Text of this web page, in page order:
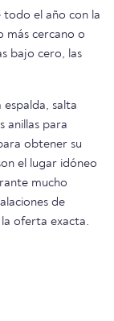
el año con la
más cercano o
bajo cero, las
salta
anillas para
obtener su
el lugar idóneo
mucho
de
oferta exacta.